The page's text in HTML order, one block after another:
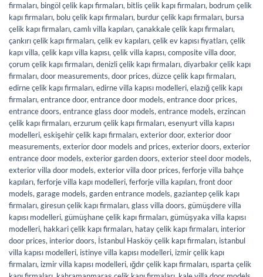
firmaları, bingöl çelik kapı firmaları, bitlis çelik kapı firmaları, bodrum çelik
kapı firmaları, bolu çelik kapı firmaları, burdur çelik kapı firmaları, bursa
çelik kapı firmaları,camlı villa kapıları,çanakkale çelik kapı firmaları,
çankırı çelik kapı firmaları,çelik ev kapıları,çelik ev kapısı fiyatları,çelik
kapı villa,çelik kapı villa kapısı,çelik villa kapısı,composite villa door,
çorum çelik kapı firmaları,denizli çelik kapı firmaları,diyarbakır çelik kapı
firmaları,door measurements,door prices,düzce çelik kapı firmaları,
edirne çelik kapı firmaları,edirne villa kapısı modelleri,elazığ çelik kapı
firmaları,entrance door,entrance door models,entrance door prices,
entrance doors,entrance glass door models,entrance models,erzincan
çelik kapı firmaları,erzurum çelik kapı firmaları,esenyurt villa kapısı
modelleri,eskişehir çelik kapı firmaları,exterior door,exterior door
measurements,exterior door models and prices,exterior doors,exterior
entrance door models,exterior garden doors,exterior steel door models,
exterior villa door models,exterior villa door prices,ferforje villa bahçe
kapıları,ferforje villa kapı modelleri,ferforje villa kapıları,front door
models,garage models,garden entrance models,gaziantep çelik kapı
firmaları,giresun çelik kapı firmaları,glass villa doors,gümüşdere villa
kapısı modelleri,gümüşhane çelik kapı firmaları,gümüşyaka villa kapısı
modelleri, hakkari çelik kapı firmaları, hatay çelik kapı firmaları, interior
door prices, interior doors, İstanbul Hasköy çelik kapı firmaları, istanbul
villa kapısı modelleri, istinye villa kapısı modelleri, izmir çelik kapı
firmaları, izmir villa kapısı modelleri, ığdır çelik kapı firmaları, ısparta çelik